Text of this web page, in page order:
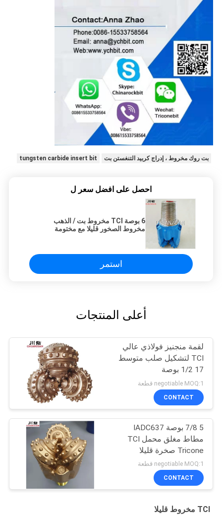
بت روك مخروط ، إدراج كربيد التنغستن بت tungsten carbide insert bit
احصل على افضل سعر ل
6 بوصة TCI مخروط بت / الذهب
مخروط الصخور قليلا مع مختومة
استمر
أعلى المنتجات
لقمة منجنيز فولاذي عالي
TCI لتشكيل صلب متوسط ​​
17 1/2 بوصة
negotiable MOQ:1 قطعة
CONTACT
5 7/8 بوصة IADC637
مطاط مغلق محمل TCI
Tricone صخرة قليلا
للتشكيل الصلب حفر البئر
negotiable MOQ:1 قطعة
CONTACT
TCI مخروط قليلا